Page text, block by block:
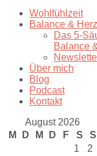
Wohlfühlzeit
Balance &
Das 5-
Balance
Über mich
Blog
Podcast
Kontakt
August 2026
M
D M D F S
S
1
2